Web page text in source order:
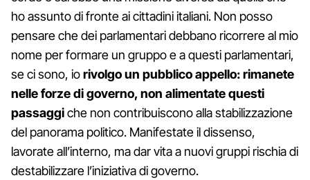
ho assunto di fronte ai cittadini italiani. Non posso
pensare che dei parlamentari debbano ricorrere al mio
nome per formare un gruppo e a questi parlamentari,
se ci sono, iorivolgo un pubblico appello: rimanete
nelle forze di governo, non alimentate questi
passaggiche non contribuiscono alla stabilizzazione
del panorama politico. Manifestate il dissenso,
lavorate all’interno, ma dar vita a nuovi gruppi rischia di
destabilizzare l’iniziativa di governo.